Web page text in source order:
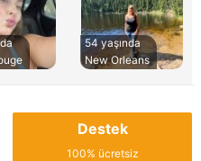
54 yaşında
New Orleans
Destek
100% ücretsiz